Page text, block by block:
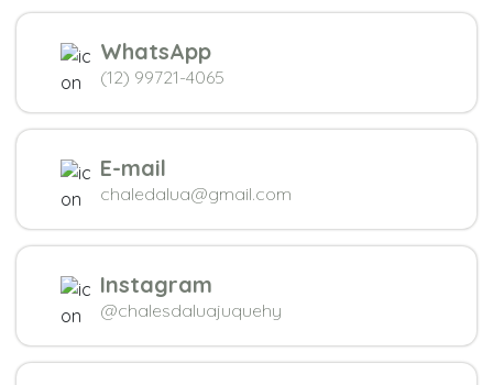
WhatsApp
(12) 99721-4065
E-mail
chaledalua@gmail.com
Instagram
@chalesdaluajuquehy